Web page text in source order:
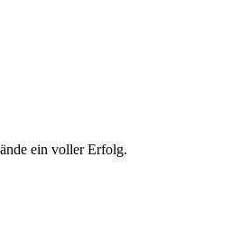
ein voller Erfolg.